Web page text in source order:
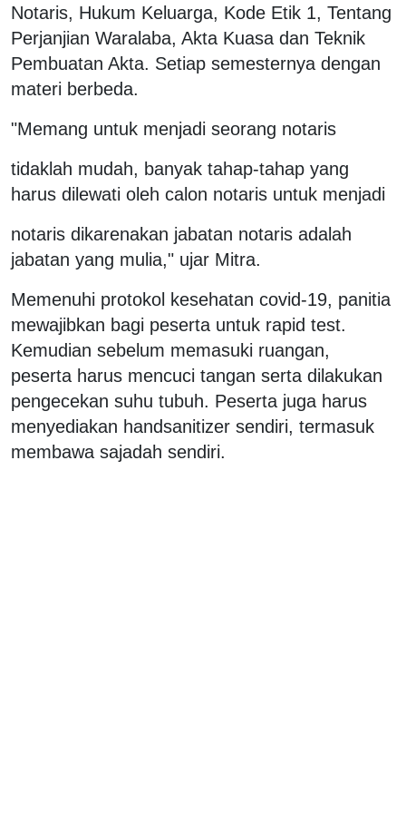
Notaris, Hukum Keluarga, Kode Etik 1, Tentang
Perjanjian Waralaba, Akta Kuasa dan Teknik
Pembuatan Akta. Setiap semesternya dengan
materi berbeda.
"Memang untuk menjadi seorang notaris
tidaklah mudah, banyak tahap-tahap yang
harus dilewati oleh calon notaris untuk menjadi
notaris dikarenakan jabatan notaris adalah
jabatan yang mulia," ujar Mitra.
Memenuhi protokol kesehatan covid-19, panitia
mewajibkan bagi peserta untuk rapid test.
Kemudian sebelum memasuki ruangan,
peserta harus mencuci tangan serta dilakukan
pengecekan suhu tubuh. Peserta juga harus
menyediakan handsanitizer sendiri, termasuk
membawa sajadah sendiri.